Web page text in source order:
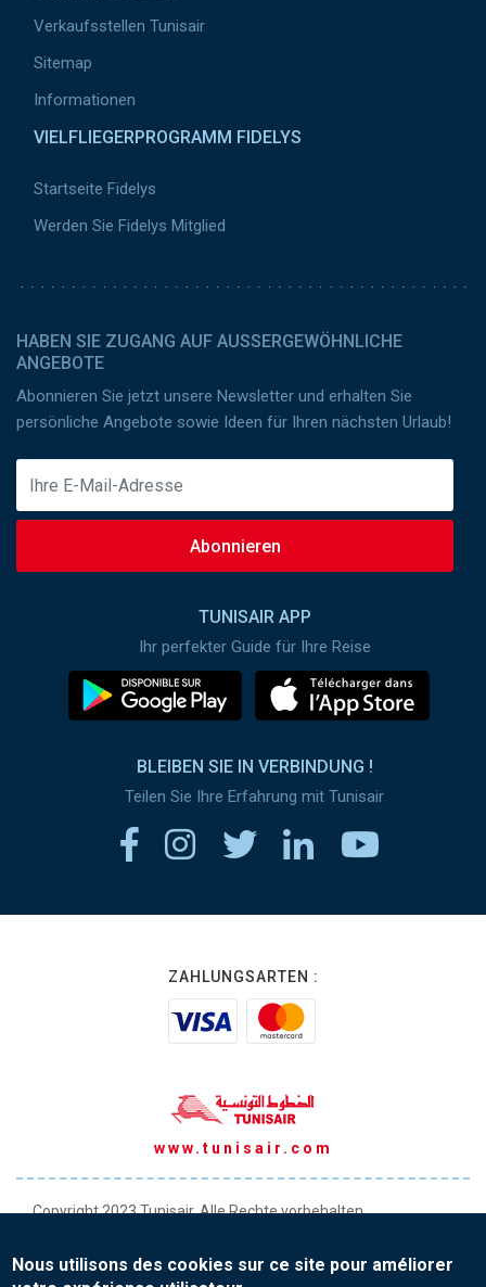
Verkaufsstellen Tunisair
Sitemap
Informationen
VIELFLIEGERPROGRAMM FIDELYS
Startseite Fidelys
Werden Sie Fidelys Mitglied
HABEN SIE ZUGANG AUF AUSSERGEWÖHNLICHE A
NGEBOTE
Abonnieren Sie jetzt unsere Newsletter und erhalten Sie
persönliche Angebote sowie Ideen für Ihren nächsten Urlaub!
Abonnieren
TUNISAIR APP
Ihr perfekter Guide für Ihre Reise
BLEIBEN SIE IN VERBINDUNG !
Teilen Sie Ihre Erfahrung mit Tunisair
ZAHLUNGSARTEN :
www.tunisair.com
Copyright 2023 Tunisair. Alle Rechte vorbehalten
Allgemeine Verkaufsbedingungen
Nous utilisons des cookies sur ce site pour améliorer